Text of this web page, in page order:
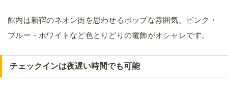
館内は新宿のネオン街を思わせるポップな雰囲気。ピンク・
ブルー・ホワイトなど色とりどりの電飾がオシャレです。
チェックインは夜遅い時間でも可能